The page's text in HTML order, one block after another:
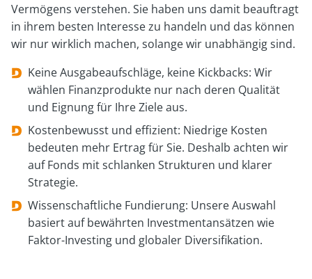
Vermögens verstehen. Sie haben uns damit beauftragt
in ihrem besten Interesse zu handeln und das können
wir nur wirklich machen, solange wir unabhängig sind.
Keine Ausgabeaufschläge, keine Kickbacks: Wir
wählen Finanzprodukte nur nach deren Qualität
und Eignung für Ihre Ziele aus.
Kostenbewusst und effizient: Niedrige Kosten
bedeuten mehr Ertrag für Sie. Deshalb achten wir
auf Fonds mit schlanken Strukturen und klarer
Strategie.
Wissenschaftliche Fundierung: Unsere Auswahl
basiert auf bewährten Investmentansätzen wie
Faktor-Investing und globaler Diversifikation.